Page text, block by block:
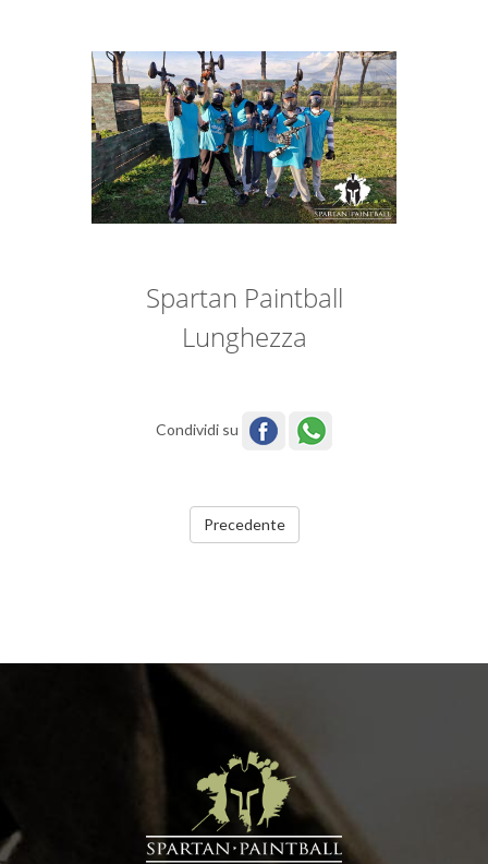
Spartan Paintball
Lunghezza
Condividi su
Precedente